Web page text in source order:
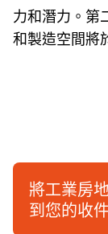
力和潛力。第
和製造空間將
將工業房
到您的收